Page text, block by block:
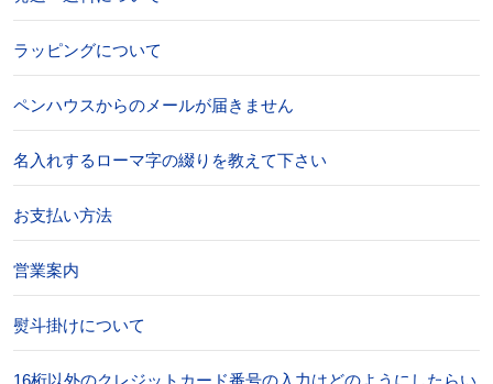
ラッピングについて
ペンハウスからのメールが届きません
名入れするローマ字の綴りを教えて下さい
お支払い方法
営業案内
熨斗掛けについて
16桁以外のクレジットカード番号の入力はどのようにしたらい